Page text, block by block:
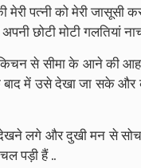
मेरी पत्नी को मेरी
छोटी मोटी गलतियां
से सीमा के आने की
बाद में उसे देखा जा सके
लगे और दुखी मन से
पड़ी हैं ..